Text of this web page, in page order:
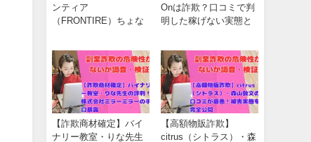
ンティア
（FRONTIRE）ちょな
Onは詐欺？口コミで判
明した稼げない実態と
【詐欺商材確定】バイ
ナリー教室・りな先生
【高額物販詐欺】
citrus（シトラス）・森